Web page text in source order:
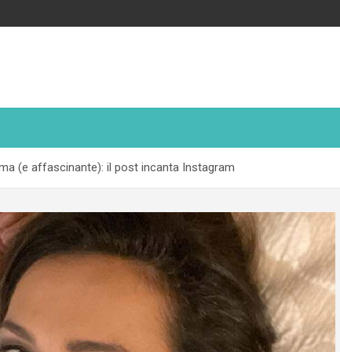
(e affascinante): il post incanta Instagram